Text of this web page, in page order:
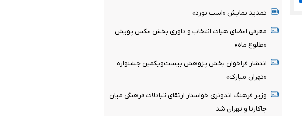
تمدید نمایش «اسب نورد»
معرفی اعضای هیات انتخاب و داوری بخش عکس پویش
«طلوع ماه»
انتشار فراخوان بخش پژوهش بیست‌ویکمین جشنواره
«تهران-مبارک»
وزیر فرهنگ اندونزی خواستار ارتقای تبادلات فرهنگی میان
جاکارتا و تهران شد